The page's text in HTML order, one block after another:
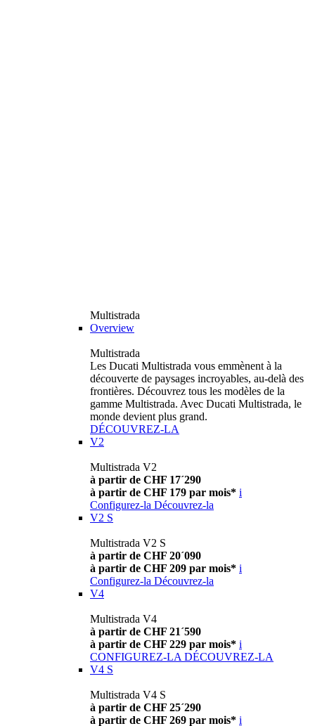
Multistrada
Overview
Multistrada
Les Ducati Multistrada vous emmènent à la
découverte de paysages incroyables, au-delà des
frontières. Découvrez tous les modèles de la
gamme Multistrada. Avec Ducati Multistrada, le
monde devient plus grand.
DÉCOUVREZ-LA
V2
Multistrada V2
à partir de CHF 17´290
à partir de CHF 179 par mois* i
Configurez-la Découvrez-la
V2 S
Multistrada V2 S
à partir de CHF 20´090
à partir de CHF 209 par mois* i
Configurez-la Découvrez-la
V4
Multistrada V4
à partir de CHF 21´590
à partir de CHF 229 par mois* i
CONFIGUREZ-LA DÉCOUVREZ-LA
V4 S
Multistrada V4 S
à partir de CHF 25´290
à partir de CHF 269 par mois* i